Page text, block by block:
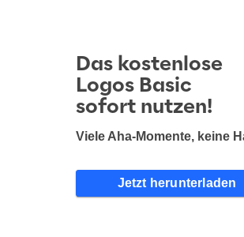
Das kostenlose
Logos Basic
sofort nutzen!
Viele Aha-Momente, keine
Jetzt herunterladen